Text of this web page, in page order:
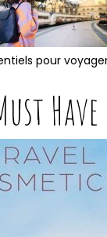
pour
Have